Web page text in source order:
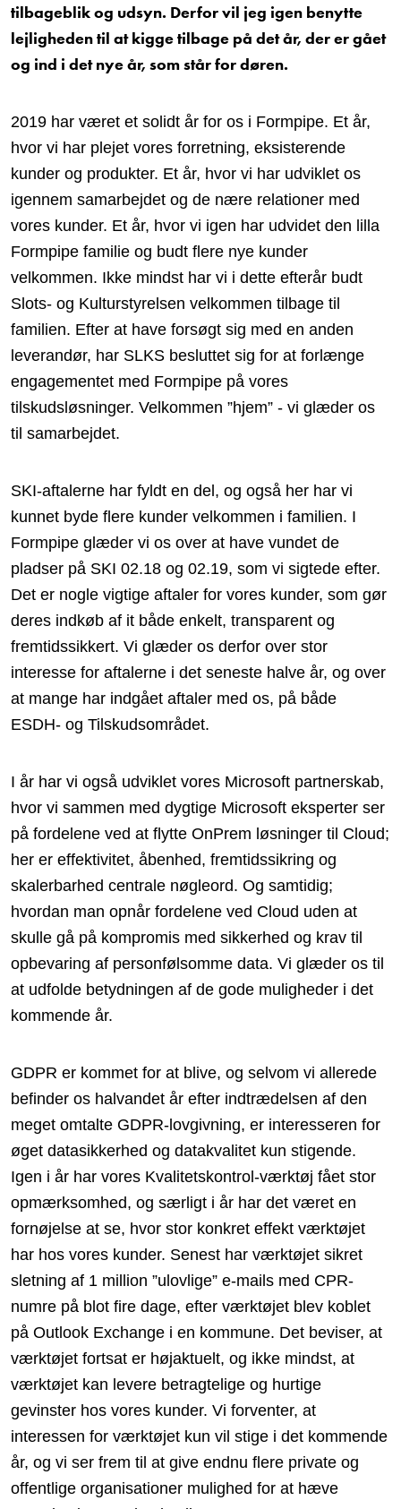
tilbageblik og udsyn. Derfor vil jeg igen benytte
lejligheden til at kigge tilbage på det år, der er gået
og ind i det nye år, som står for døren.
2019 har været et solidt år for os i Formpipe. Et år,
hvor vi har plejet vores forretning, eksisterende
kunder og produkter. Et år, hvor vi har udviklet os
igennem samarbejdet og de nære relationer med
vores kunder. Et år, hvor vi igen har udvidet den lilla
Formpipe familie og budt flere nye kunder
velkommen. Ikke mindst har vi i dette efterår budt
Slots- og Kulturstyrelsen velkommen tilbage til
familien. Efter at have forsøgt sig med en anden
leverandør, har SLKS besluttet sig for at forlænge
engagementet med Formpipe på vores
tilskudsløsninger. Velkommen ”hjem” - vi glæder os
til samarbejdet.
SKI-aftalerne har fyldt en del, og også her har vi
kunnet byde flere kunder velkommen i familien. I
Formpipe glæder vi os over at have vundet de
pladser på SKI 02.18 og 02.19, som vi sigtede efter.
Det er nogle vigtige aftaler for vores kunder, som gør
deres indkøb af it både enkelt, transparent og
fremtidssikkert. Vi glæder os derfor over stor
interesse for aftalerne i det seneste halve år, og over
at mange har indgået aftaler med os, på både
ESDH- og Tilskudsområdet.
I år har vi også udviklet vores Microsoft partnerskab,
hvor vi sammen med dygtige Microsoft eksperter ser
på fordelene ved at flytte OnPrem løsninger til Cloud;
her er effektivitet, åbenhed, fremtidssikring og
skalerbarhed centrale nøgleord. Og samtidig;
hvordan man opnår fordelene ved Cloud uden at
skulle gå på kompromis med sikkerhed og krav til
opbevaring af personfølsomme data. Vi glæder os til
at udfolde betydningen af de gode muligheder i det
kommende år.
GDPR er kommet for at blive, og selvom vi allerede
befinder os halvandet år efter indtrædelsen af den
meget omtalte GDPR-lovgivning, er interesseren for
øget datasikkerhed og datakvalitet kun stigende.
Igen i år har vores Kvalitetskontrol-værktøj fået stor
opmærksomhed, og særligt i år har det været en
fornøjelse at se, hvor stor konkret effekt værktøjet
har hos vores kunder. Senest har værktøjet sikret
sletning af 1 million ”ulovlige” e-mails med CPR-
numre på blot fire dage, efter værktøjet blev koblet
på Outlook Exchange i en kommune. Det beviser, at
værktøjet fortsat er højaktuelt, og ikke mindst, at
værktøjet kan levere betragtelige og hurtige
gevinster hos vores kunder. Vi forventer, at
interessen for værktøjet kun vil stige i det kommende
år, og vi ser frem til at give endnu flere private og
offentlige organisationer mulighed for at hæve